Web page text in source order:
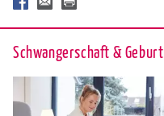
Schwan­ger­schaft & Ge­burt